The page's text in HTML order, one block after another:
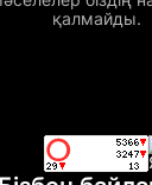
қалмайды.